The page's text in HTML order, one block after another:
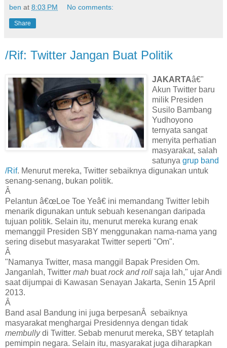
ben at 8:03 PM No comments:
Share
/Rif: Twitter Jangan Buat Politik
JAKARTAâ€"
Akun Twitter baru
milik Presiden
Susilo Bambang
Yudhoyono
ternyata sangat
menyita perhatian
masyarakat, salah
satunya grup band
/Rif. Menurut mereka, Twitter sebaiknya digunakan untuk
senang-senang, bukan politik.
Â
Pelantun â€œLoe Toe Yeâ€ ini memandang Twitter lebih
menarik digunakan untuk sebuah kesenangan daripada
tujuan politik. Selain itu, menurut mereka kurang enak
memanggil Presiden SBY menggunakan nama-nama yang
sering disebut masyarakat Twitter seperti "Om".
Â
"Namanya Twitter, masa manggil Bapak Presiden Om.
Janganlah, Twitter mah buatrock and roll saja lah," ujar Andi
saat dijumpai di Kawasan Senayan Jakarta, Senin 15 April
2013.
Â
Band asal Bandung ini juga berpesanÂ sebaiknya
masyarakat menghargai Presidennya dengan tidak
membullydi Twitter. Sebab menurut mereka, SBY tetaplah
pemimpin negara. Selain itu, masyarakat juga diharapkan